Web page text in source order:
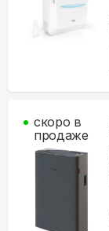
скоро в
продаже